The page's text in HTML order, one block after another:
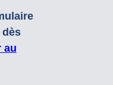
dès
au